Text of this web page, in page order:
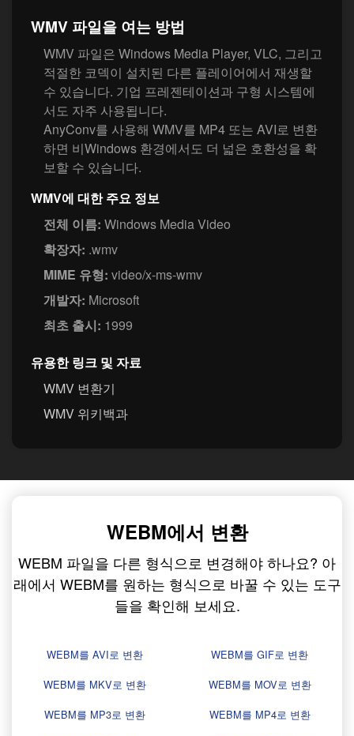
WMV 파일을 여는 방법
WMV 파일은 Windows Media Player, VLC, 그리고
적절한 코덱이 설치된 다른 플레이어에서 재생할
수 있습니다. 기업 프레젠테이션과 구형 시스템에
서도 자주 사용됩니다.
AnyConv를 사용해 WMV를 MP4 또는 AVI로 변환
하면 비Windows 환경에서도 더 넓은 호환성을 확
보할 수 있습니다.
WMV에 대한 주요 정보
전체 이름: Windows Media Video
확장자: .wmv
MIME 유형: video/x-ms-wmv
개발자: Microsoft
최초 출시: 1999
유용한 링크 및 자료
WMV 변환기
WMV 위키백과
WEBM에서 변환
WEBM 파일을 다른 형식으로 변경해야 하나요? 아
래에서 WEBM를 원하는 형식으로 바꿀 수 있는 도구
들을 확인해 보세요.
WEBM를 AVI로 변환
WEBM를 GIF로 변환
WEBM를 MKV로 변환
WEBM를 MOV로 변환
WEBM를 MP3로 변환
WEBM를 MP4로 변환